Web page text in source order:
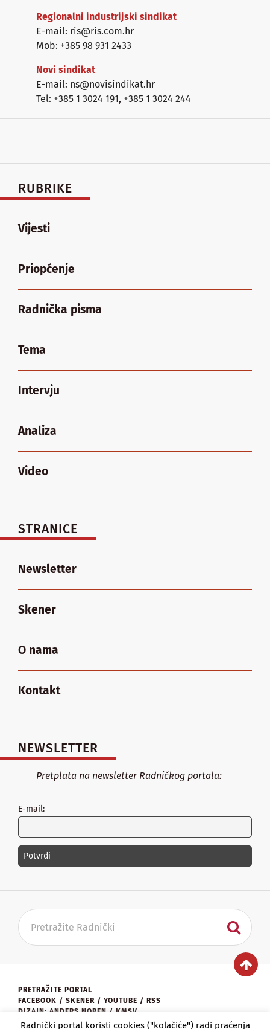
Regionalni industrijski sindikat
E-mail: ris@ris.com.hr
Mob: +385 98 931 2433
Novi sindikat
E-mail: ns@novisindikat.hr
Tel: +385 1 3024 191, +385 1 3024 244
RUBRIKE
Vijesti
Priopćenje
Radnička pisma
Tema
Intervju
Analiza
Video
STRANICE
Newsletter
Skener
O nama
Kontakt
NEWSLETTER
Pretplata na newsletter Radničkog portala:
E-mail:
PRETRAŽITE PORTAL
FACEBOOK / SKENER / YOUTUBE / RSS
DIZAJN: ANDERS NOREN / KMSV
KONTAKT: UREDNISTVO@RADNICKI.ORG
Radnički portal koristi cookies ("kolačiće") radi praćenja